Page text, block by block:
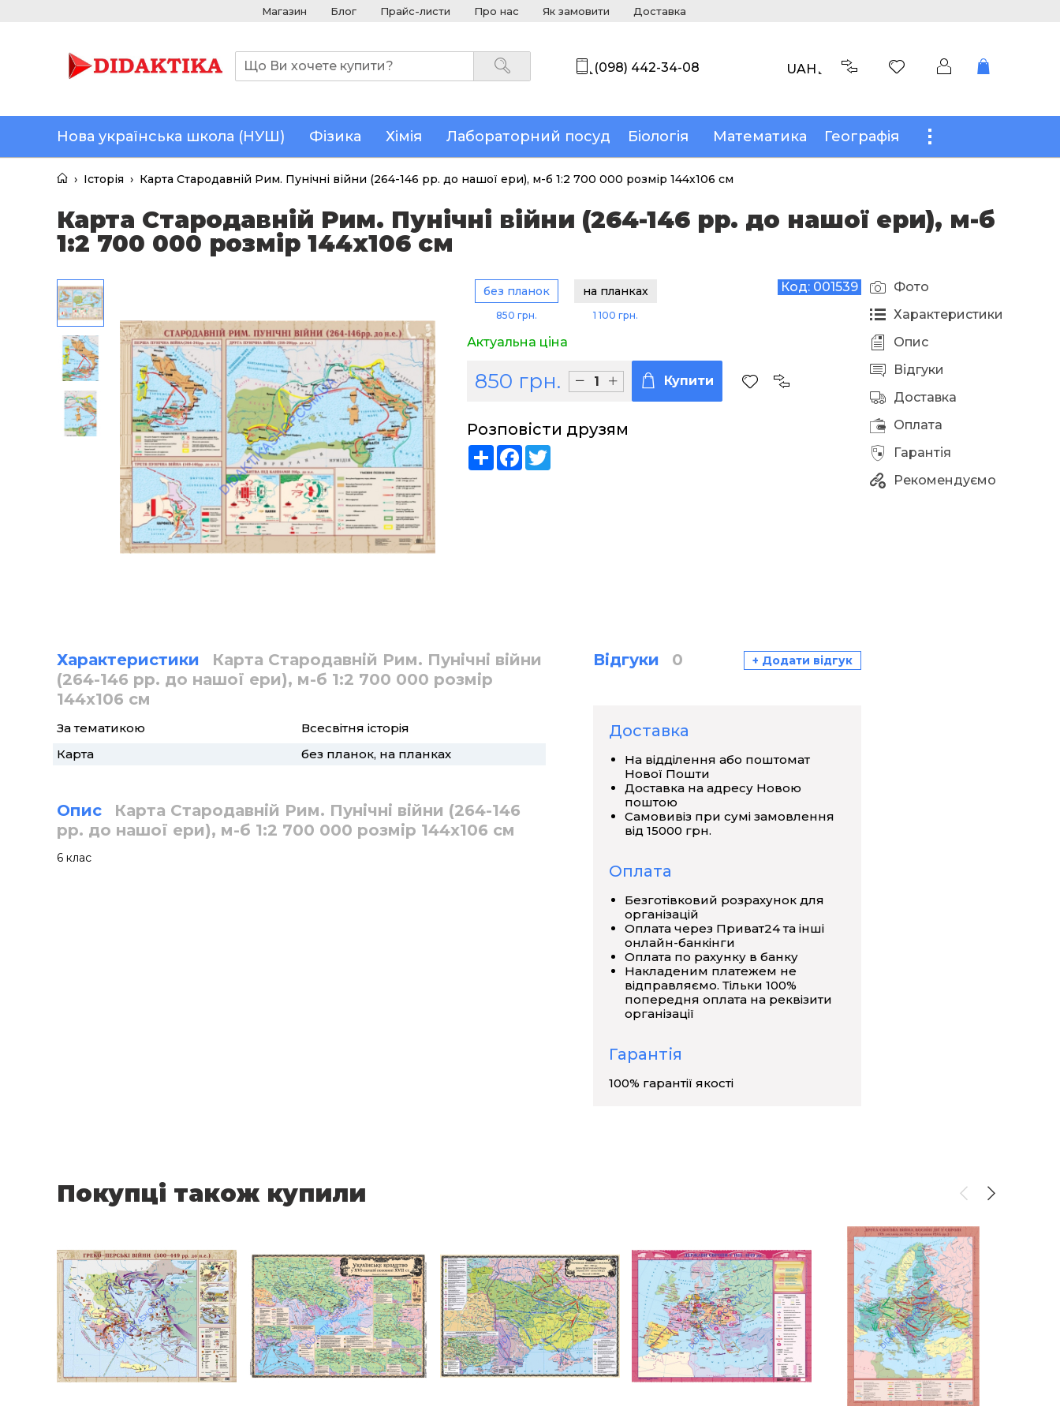
Магазин Блог Прайс-листи Про нас Як замовити Доставка
(098) 442-34-08 UAH
Нова українська школа (НУШ) Фізика Хімія Лабораторний посуд Біологія Математика Географія
› Історія › Карта Стародавній Рим. Пунічні війни (264-146 рр. до нашої ери), м-б 1:2 700 000 розмір 144х106 см
Карта Стародавній Рим. Пунічні війни (264-146 рр. до нашої ери), м-б
1:2 700 000 розмір 144х106 см
Фото
Характеристики
Опис
Відгуки
Доставка
Оплата
Гарантія
Рекомендуємо
Код: 001539
без планок
850 грн.
на планках
1 100 грн.
Актуальна ціна
850 грн. Купити
Розповісти друзям
ShareFacebook
Характеристики
Карта Стародавній Рим. Пунічні війни
(264-146 рр. до нашої ери), м-б 1:2 700 000 розмір
144х106 см
За тематикою
Всесвітня історія
Карта
без планок, на планках
Опис
Карта Стародавній Рим. Пунічні війни (264-146
рр. до нашої ери), м-б 1:2 700 000 розмір 144х106 см
6 клас
Відгуки 0 + Додати відгук
Доставка
На відділення або поштомат
Нової Пошти
Доставка на адресу Новою
поштою
Самовивіз при сумі замовлення
від 15000 грн.
Оплата
Безготівковий розрахунок для
організацій
Оплата через Приват24 та інші
онлайн-банкінги
Оплата по рахунку в банку
Накладеним платежем не
відправляємо. Тільки 100%
попередня оплата на реквізити
організації
Гарантія
100% гарантії якості
Покупці також купили